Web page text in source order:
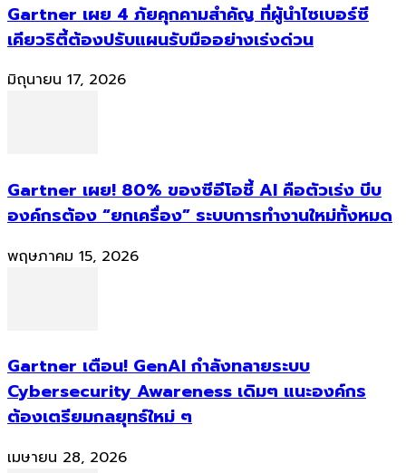
Gartner เผย 4 ภัยคุกคามสำคัญ ที่ผู้นำไซเบอร์ซี
เคียวริตี้ต้องปรับแผนรับมืออย่างเร่งด่วน
มิถุนายน 17, 2026
Gartner เผย! 80% ของซีอีโอชี้ AI คือตัวเร่ง บีบ
องค์กรต้อง “ยกเครื่อง” ระบบการทำงานใหม่ทั้งหมด
พฤษภาคม 15, 2026
Gartner เตือน! GenAI กำลังทลายระบบ
Cybersecurity Awareness เดิมๆ แนะองค์กร
ต้องเตรียมกลยุทธ์ใหม่ ๆ
เมษายน 28, 2026